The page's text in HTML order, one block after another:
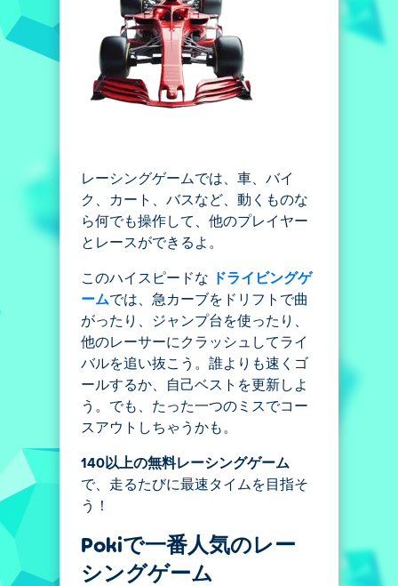
レーシングゲームでは、車、バイ
ク、カート、バスなど、動くものな
ら何でも操作して、他のプレイヤー
とレースができるよ。
このハイスピードな
ドライビングゲ
ームでは、急カーブをドリフトで曲
がったり、ジャンプ台を使ったり、
他のレーサーにクラッシュしてライ
バルを追い抜こう。誰よりも速くゴ
ールするか、自己ベストを更新しよ
う。でも、たった一つのミスでコー
スアウトしちゃうかも。
140以上の無料レーシングゲーム
で、走るたびに最速タイムを目指そ
う！
Pokiで一番人気のレー
シングゲーム